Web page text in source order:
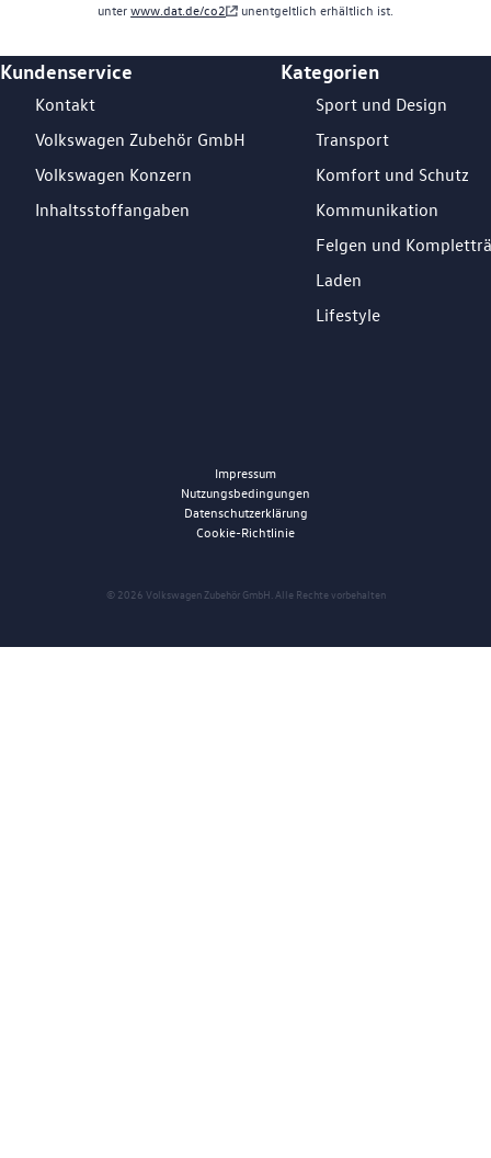
unterwww.dat.de/co2 unentgeltlich erhältlich ist.
Footer Teaser
Kundenservice
Kontakt
Volkswagen Zubehör GmbH
Volkswagen Konzern
Inhaltsstoffangaben
Kategorien
Sport und Design
Transport
Komfort und Schutz
Kommunikation
Felgen und
Laden
Lifestyle
© 2026 Volkswagen Zubehör GmbH. Alle Rechte vorbehalten
Impressum
Nutzungsbedingungen
Datenschutzerklärung
Cookie-Richtlinie